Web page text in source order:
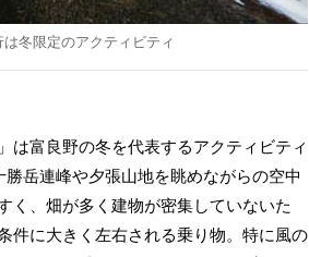
冬限定のアクティビティ
富良野の冬を代表するアクティビティ
岳連峰や夕張山地を眺めながらの空中
く、畑が多く建物が密集していないた
件に大きく左右される乗り物。特に風の